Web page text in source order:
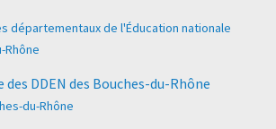
départementaux de l'Éducation nationale
Rhône
DDEN des Bouches-du-Rhône
du-Rhône